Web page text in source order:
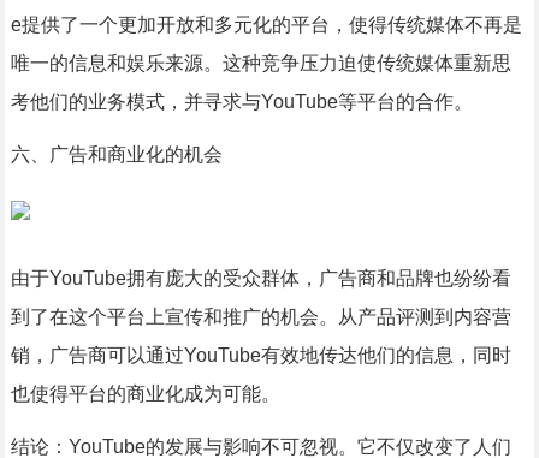
e提供了一个更加开放和多元化的平台，使得传统媒体不再是
唯一的信息和娱乐来源。这种竞争压力迫使传统媒体重新思
考他们的业务模式，并寻求与YouTube等平台的合作。
六、广告和商业化的机会
由于YouTube拥有庞大的受众群体，广告商和品牌也纷纷看
到了在这个平台上宣传和推广的机会。从产品评测到内容营
销，广告商可以通过YouTube有效地传达他们的信息，同时
也使得平台的商业化成为可能。
结论：YouTube的发展与影响不可忽视。它不仅改变了人们